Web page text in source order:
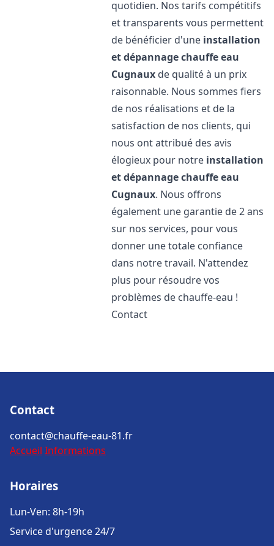
quotidien. Nos tarifs compétitifs
et transparents vous permettent
de bénéficier d'une installation
et dépannage chauffe eau
Cugnaux de qualité à un prix
raisonnable. Nous sommes fiers
de nos réalisations et de la
satisfaction de nos clients, qui
nous ont attribué des avis
élogieux pour notre installation
et dépannage chauffe eau
Cugnaux. Nous offrons
également une garantie de 2 ans
sur nos services, pour vous
donner une totale confiance
dans notre travail. N'attendez
plus pour résoudre vos
problèmes de chauffe-eau !
Contact
Contact
contact@chauffe-eau-81.fr
Accueil Informations
Horaires
Lun-Ven: 8h-19h
Service d'urgence 24/7